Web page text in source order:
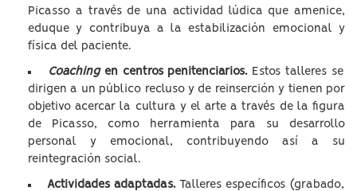
Picasso a través de una actividad lúdica que amenice,
eduque y contribuya a la estabilización emocional y
física del paciente.
Coachingen centros penitenciarios.Estos talleres se
dirigen a un público recluso y de reinserción y tienen por
objetivo acercar la cultura y el arte a través de la figura
de Picasso, como herramienta para su desarrollo
personal y emocional, contribuyendo así a su
reintegración social.
Actividades adaptadas. Talleres específicos (grabado,